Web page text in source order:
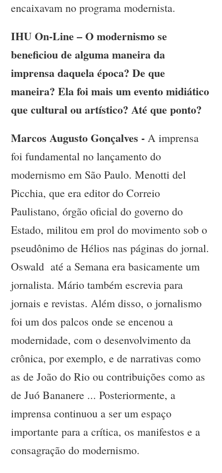
encaixavam no programa modernista.
IHU On-Line – O modernismo se
beneficiou de alguma maneira da
imprensa daquela época? De que
maneira? Ela foi mais um evento midiático
que cultural ou artístico? Até que ponto?
Marcos Augusto Gonçalves - A imprensa
foi fundamental no lançamento do
modernismo em São Paulo. Menotti del
Picchia, que era editor do Correio
Paulistano, órgão oficial do governo do
Estado, militou em prol do movimento sob o
pseudônimo de Hélios nas páginas do jornal.
Oswald até a Semana era basicamente um
jornalista. Mário também escrevia para
jornais e revistas. Além disso, o jornalismo
foi um dos palcos onde se encenou a
modernidade, com o desenvolvimento da
crônica, por exemplo, e de narrativas como
as de João do Rio ou contribuições como as
de Juó Bananere ... Posteriormente, a
imprensa continuou a ser um espaço
importante para a crítica, os manifestos e a
consagração do modernismo.